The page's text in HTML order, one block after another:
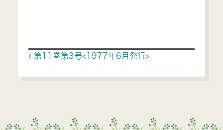
Post navigation
第11巻第3号<1977年6月発行>